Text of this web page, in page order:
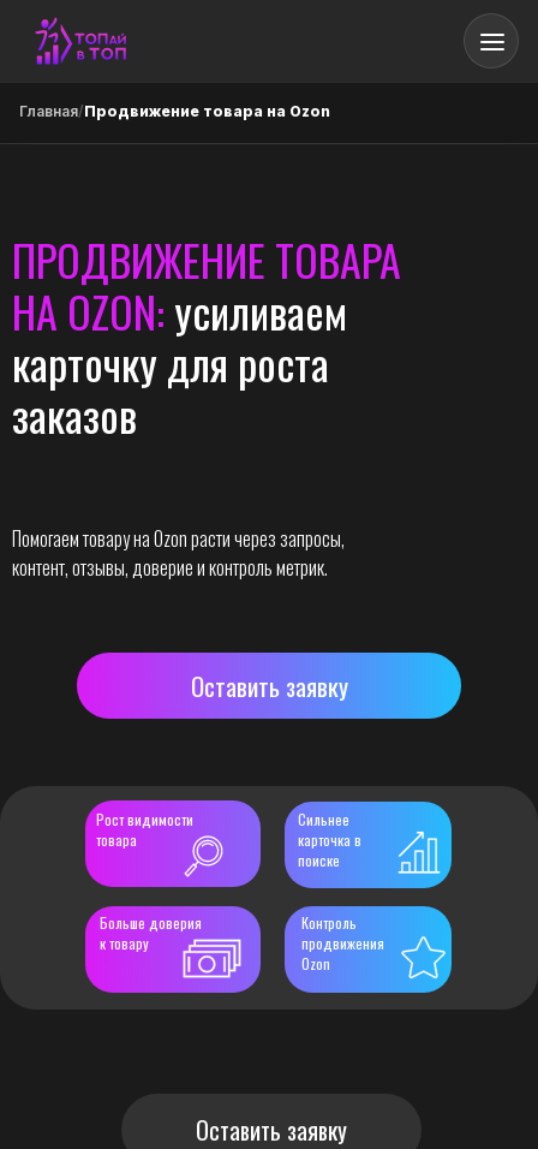
Главная/Продвижение товара на Ozon
ПРОДВИЖЕНИЕ ТОВАРА
НА OZON:усиливаем
карточку для роста
заказов
Помогаем товару на Ozon расти через запросы,
контент, отзывы, доверие и контроль метрик.
Оставить заявку
Рост видимости
товара
Сильнее
карточка в
поиске
Больше доверия
к товару
Контроль
продвижения
Ozon
Оставить заявку